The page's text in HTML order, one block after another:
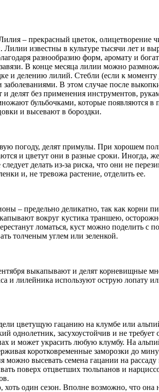
– прекрасный цветок, олицетворение
известны в культуре тысячи лет и
разнообразию форм, аромату и
В конце месяца лилии можно
и делению лилий. Стебли (если к моменту
В этом случае после
и делят без применения инструментов,
бульбочками, которые появляются
и высевают в бороздки.
погоду, делят примулы. При хорошем
и цветут они в разные сроки. Иногда,
делать из-за риска, что они не
и, не тревожа растение, отделить ее.
– предельно деликатно, так как корни
вокруг кустика траншею,
ломаться, куст можно поделить
толченым углем или зеленкой.
выкапывают и делят корневищные
и лилейника используют острую лопату
цветущую гацанию на клумбе или
однолетник, засухоустойчив и не
и может украсить любую клумбу. На
коротковременные заморозки до
можно высевать семена гацании на
поверх отцветших тюльпанов и
один сезон. Вполне возможно, что она